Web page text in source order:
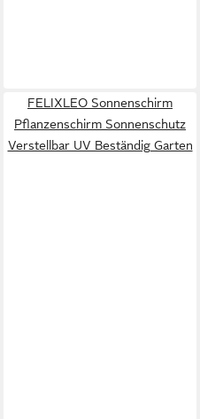
FELIXLEO Sonnenschirm
Pflanzenschirm Sonnenschutz
Verstellbar UV Beständig Garten